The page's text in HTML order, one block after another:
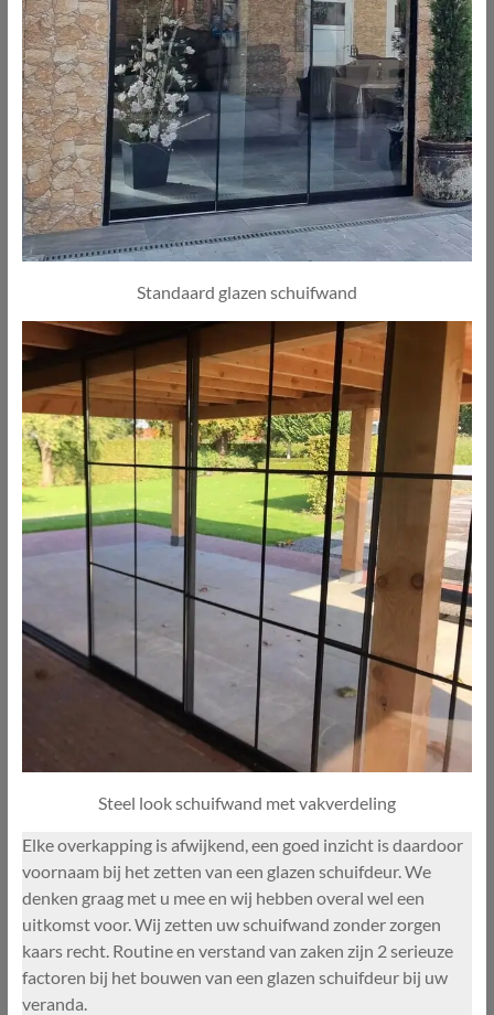
Standaard glazen schuifwand
Steel look schuifwand met vakverdeling
Elke overkapping is afwijkend, een goed inzicht is daardoor
voornaam bij het zetten van een glazen schuifdeur. We
denken graag met u mee en wij hebben overal wel een
uitkomst voor. Wij zetten uw schuifwand zonder zorgen
kaars recht. Routine en verstand van zaken zijn 2 serieuze
factoren bij het bouwen van een glazen schuifdeur bij uw
veranda.